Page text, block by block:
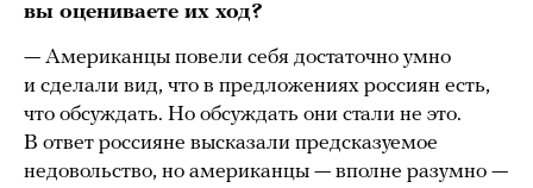
вы оцениваете их ход?
— Американцы повели себя достаточно умно
и сделали вид, что в предложениях россиян есть,
что обсуждать. Но обсуждать они стали не это.
В ответ россияне высказали предсказуемое
недовольство, но американцы — вполне разумно —